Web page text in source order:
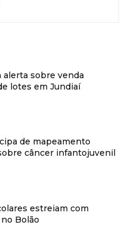
alerta sobre venda
lotes em Jundiaí
de mapeamento
câncer infantojuvenil
estreiam com
Bolão